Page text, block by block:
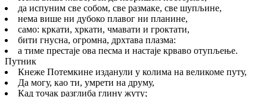
да испуним све собом, све размаке, све шупљине,
нема више ни дубоко плавог ни планине,
само: кркати, хркати, чмавати и гроктати,
бити гнусна, огромна, дрхтава плазма:
а тиме престаје ова песма и настаје крваво отупљење.
Путник
Кнеже Потемкине изданули у колима на великоме путу,
Да могу, као ти, умрети на друму,
Кад точак разглиба глину жуту;